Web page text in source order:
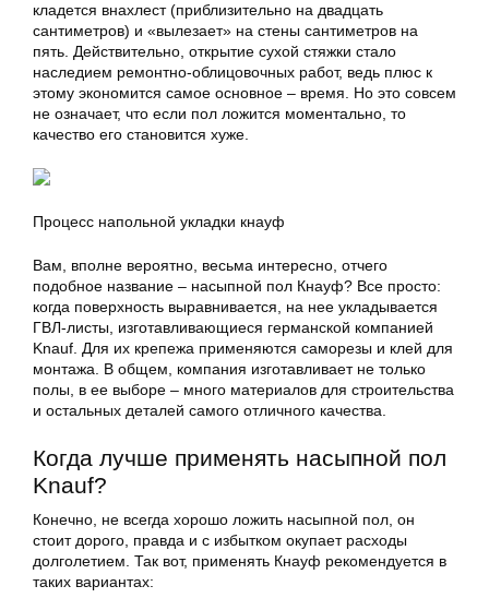
кладется внахлест (приблизительно на двадцать
сантиметров) и «вылезает» на стены сантиметров на
пять. Действительно, открытие сухой стяжки стало
наследием ремонтно-облицовочных работ, ведь плюс к
этому экономится самое основное – время. Но это совсем
не означает, что если пол ложится моментально, то
качество его становится хуже.
Процесс напольной укладки кнауф
Вам, вполне вероятно, весьма интересно, отчего
подобное название – насыпной пол Кнауф? Все просто:
когда поверхность выравнивается, на нее укладывается
ГВЛ-листы, изготавливающиеся германской компанией
Knauf. Для их крепежа применяются саморезы и клей для
монтажа. В общем, компания изготавливает не только
полы, в ее выборе – много материалов для строительства
и остальных деталей самого отличного качества.
Когда лучше применять насыпной пол
Knauf?
Конечно, не всегда хорошо ложить насыпной пол, он
стоит дорого, правда и с избытком окупает расходы
долголетием. Так вот, применять Кнауф рекомендуется в
таких вариантах: